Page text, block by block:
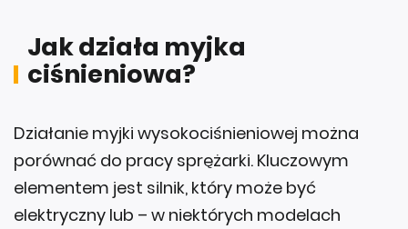
Jak działa myjka
ciśnieniowa?
Działanie myjki wysokociśnieniowej można
porównać do pracy sprężarki. Kluczowym
elementem jest silnik, który może być
elektryczny lub – w niektórych modelach